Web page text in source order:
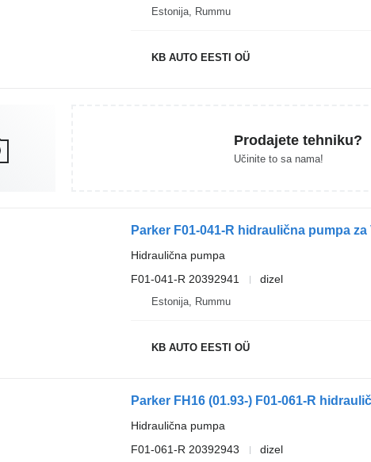
Estonija, Rummu
KB AUTO EESTI OÜ
Prodajete tehniku?
Učinite to sa nama!
Hidraulična pumpa
F01-041-R 20392941
dizel
Estonija, Rummu
KB AUTO EESTI OÜ
Hidraulična pumpa
F01-061-R 20392943
dizel